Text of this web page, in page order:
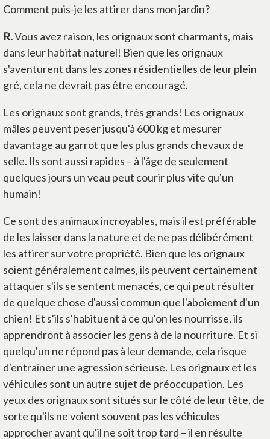
Comment puis-je les attirer dans mon jardin?
R.Vous avez raison, les orignaux sont charmants, mais
dans leur habitat naturel! Bien que les orignaux
s'aventurent dans les zones résidentielles de leur plein
gré, cela ne devrait pas être encouragé.
Les orignaux sont grands, très grands! Les orignaux
mâles peuvent peser jusqu'à 600 kg et mesurer
davantage au garrot que les plus grands chevaux de
selle. Ils sont aussi rapides – à l'âge de seulement
quelques jours un veau peut courir plus vite qu'un
humain!
Ce sont des animaux incroyables, mais il est préférable
de les laisser dans la nature et de ne pas délibérément
les attirer sur votre propriété. Bien que les orignaux
soient généralement calmes, ils peuvent certainement
attaquer s'ils se sentent menacés, ce qui peut résulter
de quelque chose d'aussi commun que l'aboiement d'un
chien! Et s'ils s'habituent à ce qu'on les nourrisse, ils
apprendront à associer les gens à de la nourriture. Et si
quelqu'un ne répond pas à leur demande, cela risque
d'entraîner une agression sérieuse. Les orignaux et les
véhicules sont un autre sujet de préoccupation. Les
yeux des orignaux sont situés sur le côté de leur tête, de
sorte qu'ils ne voient souvent pas les véhicules
approcher avant qu'il ne soit trop tard – il en résulte